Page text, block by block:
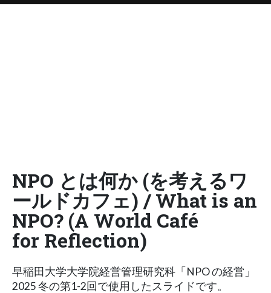
NPO とは何か (を考えるワ
ールドカフェ) / What is an
NPO? (A World Café
for Reflection)
早稲田大学大学院経営管理研究科「NPO の経営」
2025 冬の第1-2回で使用したスライドです。